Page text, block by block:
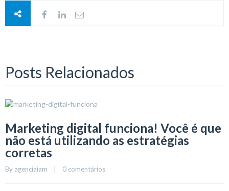
Posts Relacionados
Marketing digital funciona! Você é que
não está utilizando as estratégias
corretas
By agenciaiam 0 comentários